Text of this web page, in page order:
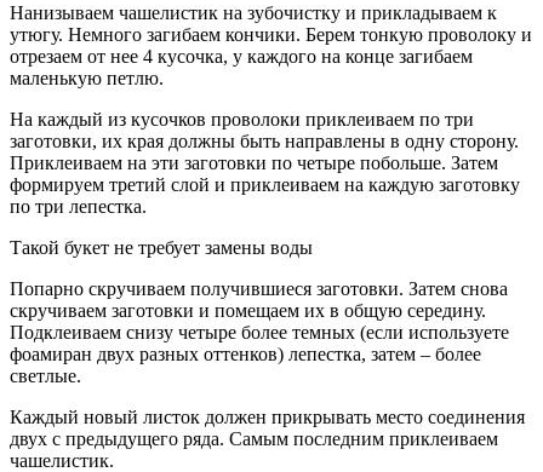
Нанизываем чашелистик на зубочистку и прикладываем к
утюгу. Немного загибаем кончики. Берем тонкую проволоку и
отрезаем от нее 4 кусочка, у каждого на конце загибаем
маленькую петлю.
На каждый из кусочков проволоки приклеиваем по три
заготовки, их края должны быть направлены в одну сторону.
Приклеиваем на эти заготовки по четыре побольше. Затем
формируем третий слой и приклеиваем на каждую заготовку
по три лепестка.
Такой букет не требует замены воды
Попарно скручиваем получившиеся заготовки. Затем снова
скручиваем заготовки и помещаем их в общую середину.
Подклеиваем снизу четыре более темных (если используете
фоамиран двух разных оттенков) лепестка, затем – более
светлые.
Каждый новый листок должен прикрывать место соединения
двух с предыдущего ряда. Самым последним приклеиваем
чашелистик.